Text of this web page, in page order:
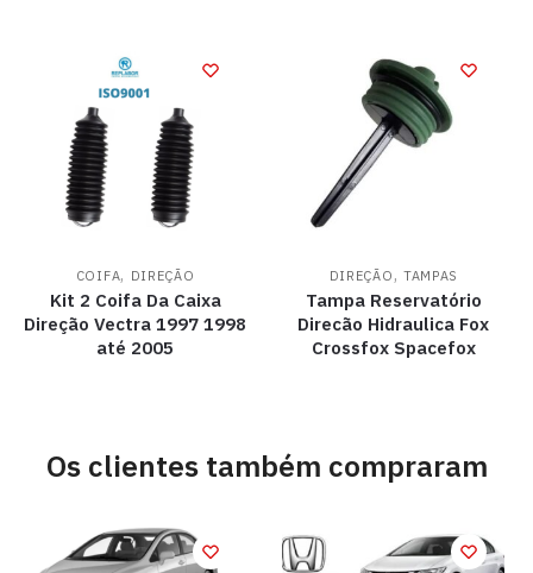
COIFA, DIREÇÃO
Kit 2 Coifa Da Caixa
Direção Vectra 1997 1998
até 2005
DIREÇÃO , TAMPAS
Tampa Reservatório
Direcão Hidraulica Fox
Crossfox Spacefox
Os clientes também compraram